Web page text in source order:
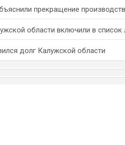
прекращение
области включили в список
долг Калужской области